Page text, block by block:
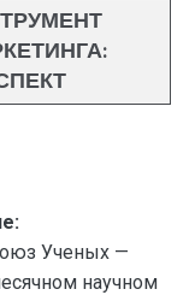
Ученых —
научном